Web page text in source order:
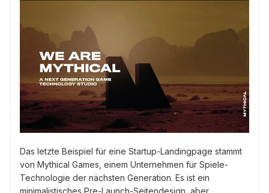
Das letzte Beispiel für eine Startup-Landingpage stammt
von Mythical Games, einem Unternehmen für Spiele-
Technologie der nächsten Generation. Es ist ein